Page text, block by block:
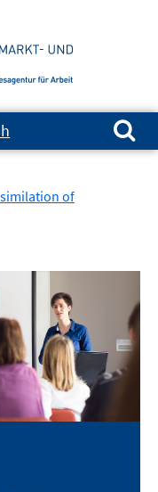
Suchen nach:
of